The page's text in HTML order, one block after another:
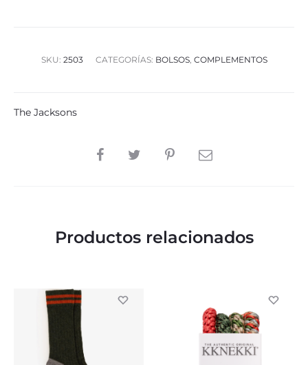
SKU: 2503 CATEGORÍAS: BOLSOS, COMPLEMENTOS
The Jacksons
SHARE
Productos relacionados